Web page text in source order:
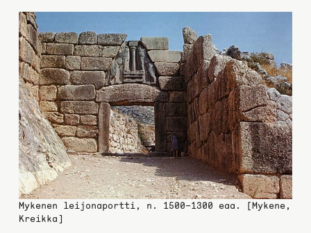
Mykenen leijonaportti, n. 1500–1300 eaa. [Mykene,
Kreikka]